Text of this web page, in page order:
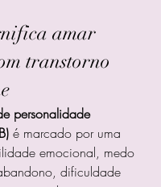
amar
transtorno
personalidade
é marcado por uma
emocional, medo
dificuldade